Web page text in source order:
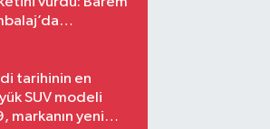
tarihinin en
SUV modeli
markanın yeni